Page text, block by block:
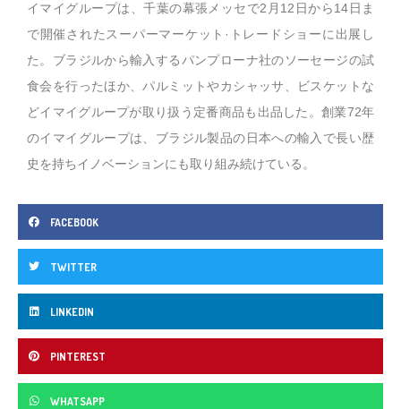
イマイグループは、千葉の幕張メッセで2月12日から14日ま
で開催されたスーパーマーケット·トレードショーに出展し
た。ブラジルから輸入するパンプローナ社のソーセージの試
食会を行ったほか、パルミットやカシャッサ、ビスケットな
どイマイグループが取り扱う定番商品も出品した。創業72年
のイマイグループは、ブラジル製品の日本への輸入で長い歴
史を持ちイノベーションにも取り組み続けている。
FACEBOOK
TWITTER
LINKEDIN
PINTEREST
WHATSAPP